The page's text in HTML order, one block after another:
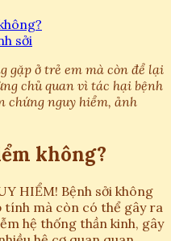
sởi
gặp ở trẻ em mà còn để lại
chủ quan vì tác hại bệnh
chứng nguy hiểm, ảnh
không?
HIỂM! Bệnh sởi không
mà còn có thể gây ra
hệ thống thần kinh, gây